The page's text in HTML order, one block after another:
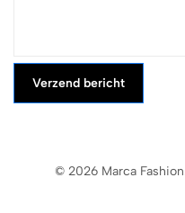
Verzend bericht
© 2026 Marca